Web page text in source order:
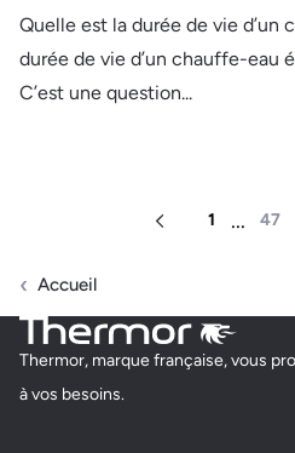
Quelle est la durée de vie d’un
durée de vie d’un chauffe-eau
C’est une question...
Page précédente
1 ... 47
Accueil
Thermor, marque française, vous
à vos besoins.